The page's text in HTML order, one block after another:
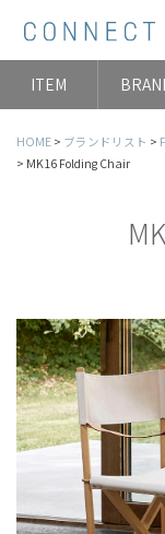
ITEM
HOME ブランドリスト
MK16 Folding Chair